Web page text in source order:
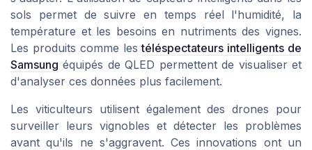
sols permet de suivre en temps réel l'humidité, la
température et les besoins en nutriments des vignes.
Les produits comme lestéléspectateurs intelligents de
Samsung équipés de QLED permettent de visualiser et
d'analyser ces données plus facilement.
Les viticulteurs utilisent également des drones pour
surveiller leurs vignobles et détecter les problèmes
avant qu'ils ne s'aggravent. Ces innovations ont un